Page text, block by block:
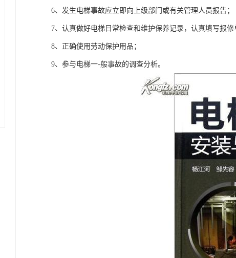
6、发生电梯事故应立即向上级部门或有关管理人员报告；
7、认真做好电梯日常检查和维护保养记录，认真填写报修
8、正确使用劳动保护用品；
9、参与电梯一-般事故的调查分析。